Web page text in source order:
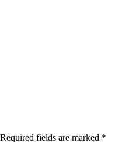
Required fields are marked *